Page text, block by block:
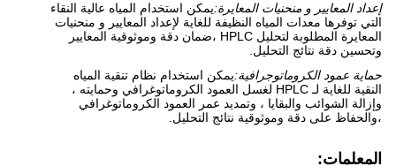
إعداد المعايير و منحنيات المعايرة:يمكن استخدام المياه عالية النقاء
التي توفرها معدات المياه النظيفة للغاية لإعداد المعايير و منحنيات
المعايرة المطلوبة لتحليل HPLC ،ضمان دقة وموثوقية المعايير
وتحسين دقة نتائج التحليل.
حماية عمود الكروماتوجرافية:يمكن استخدام نظام تنقية المياه
النقية للغاية لـ HPLC لغسل العمود الكروماتوغرافي وحمايته ،
وإزالة الشوائب والبقايا ، وتمديد عمر العمود الكروماتوغرافي
،والحفاظ على دقة وموثوقية نتائج التحليل.
المعلمات: